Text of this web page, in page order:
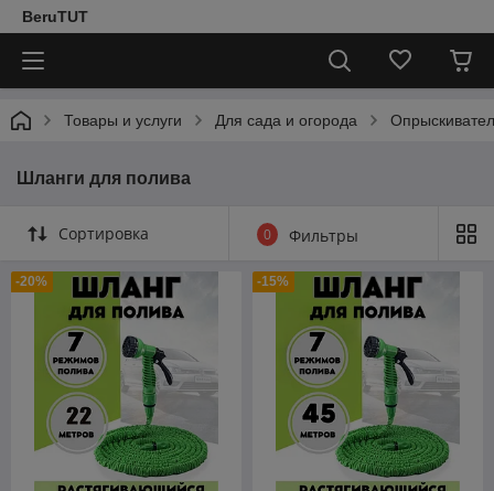
BeruTUT
Товары и услуги Для сада и огорода
Шланги для полива
Сортировка 0 Фильтры
-20% -15%